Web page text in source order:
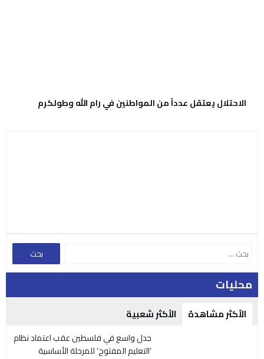
الاحتلال يعتقل عدداً من المواطنين في رام الله وطولكرم
محليات
الأكثر مشاهدة الأكثر شعبية
جدل واسع في فلسطين عقب اعتماد نظام
‘التعليم المفتوح’ للمرحلة الأساسية